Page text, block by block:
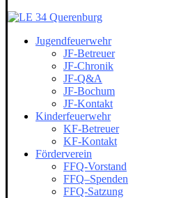
Jugendfeuerwehr
JF-Betreuer
JF-Chronik
JF-Q&A
JF-Bochum
JF-Kontakt
Kinderfeuerwehr
KF-Betreuer
KF-Kontakt
Förderverein
FFQ-Vorstand
FFQ–Spenden
FFQ-Satzung